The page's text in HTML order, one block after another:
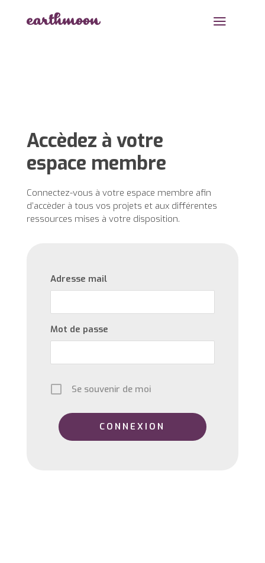
a
Adresse mail
Mot de passe
Se souvenir de moi
Accèdez à votre
espace membre
Connectez-vous à votre espace membre afin
d’accèder à tous vos projets et aux différentes
ressources mises à votre disposition.